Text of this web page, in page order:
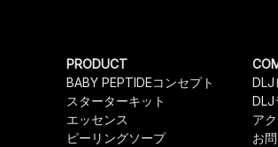
PRODUCT
BABY PEPTIDEコンセプト
スターターキット
エッセンス
ピーリングソープ
DLJ
DLJ
ア
お